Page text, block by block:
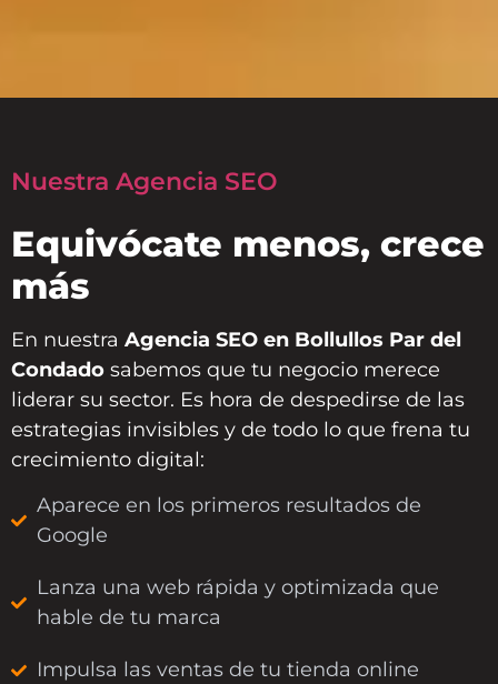
Nuestra Agencia SEO
Equivócate menos, crece
más
En nuestra Agencia SEO en Bollullos Par del
Condado sabemos que tu negocio merece
liderar su sector. Es hora de despedirse de las
estrategias invisibles y de todo lo que frena tu
crecimiento digital:
Aparece en los primeros resultados de
Google
Lanza una web rápida y optimizada que
hable de tu marca
Impulsa las ventas de tu tienda online